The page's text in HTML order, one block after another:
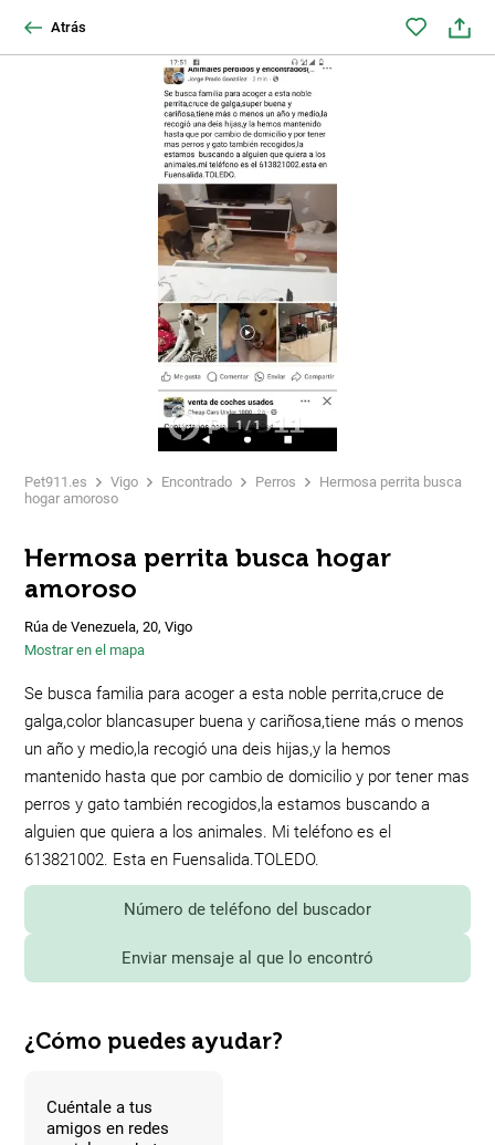
Atrás
1/1
Pet911.es Vigo Encontrado Perros
Hermosa perrita busca
hogar amoroso
Hermosa perrita busca hogar
amoroso
Rúa de Venezuela, 20, Vigo
Mostrar en el mapa
Se busca familia para acoger a esta noble perrita,cruce de
galga,color blancasuper buena y cariñosa,tiene más o menos
un año y medio,la recogió una deis hijas,y la hemos
mantenido hasta que por cambio de domicilio y por tener mas
perros y gato también recogidos,la estamos buscando a
alguien que quiera a los animales. Mi teléfono es el
613821002. Esta en Fuensalida.TOLEDO.
Número de teléfono del buscador
Enviar mensaje al que lo encontró
¿Cómo puedes ayudar?
Cuéntale a tus
amigos en redes